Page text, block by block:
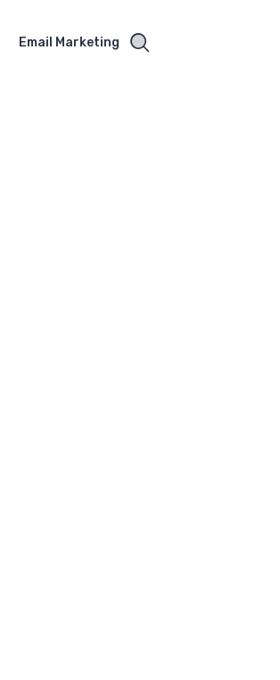
Email Marketing